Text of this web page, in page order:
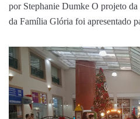
por Stephanie Dumke O projeto
da Família Glória foi apresentado